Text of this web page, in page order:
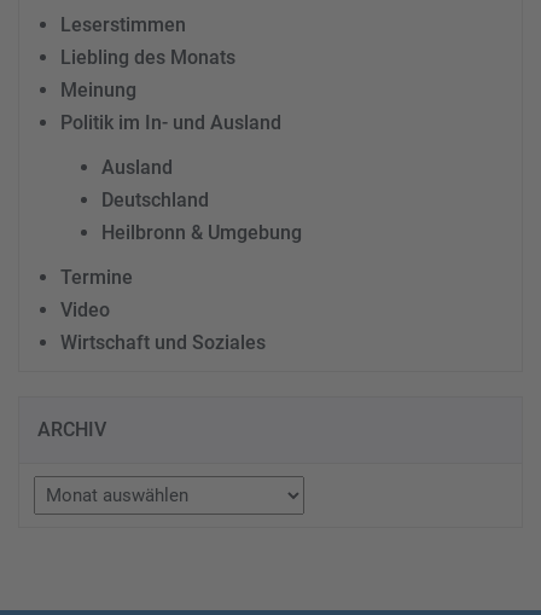
Leserstimmen
Liebling des Monats
Meinung
Politik im In- und Ausland
Ausland
Deutschland
Heilbronn & Umgebung
Termine
Video
Wirtschaft und Soziales
ARCHIV
Archiv